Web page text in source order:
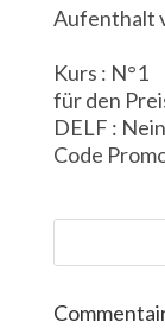
Aufenthalt
Kurs : N°1
für den
DELF : Nein
Code